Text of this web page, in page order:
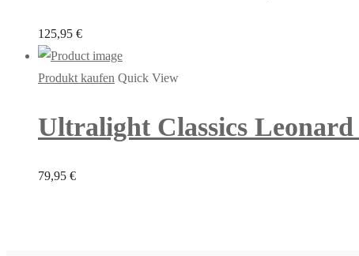
125,95 €
Produkt kaufen Quick View
Ultralight Classics
79,95 €